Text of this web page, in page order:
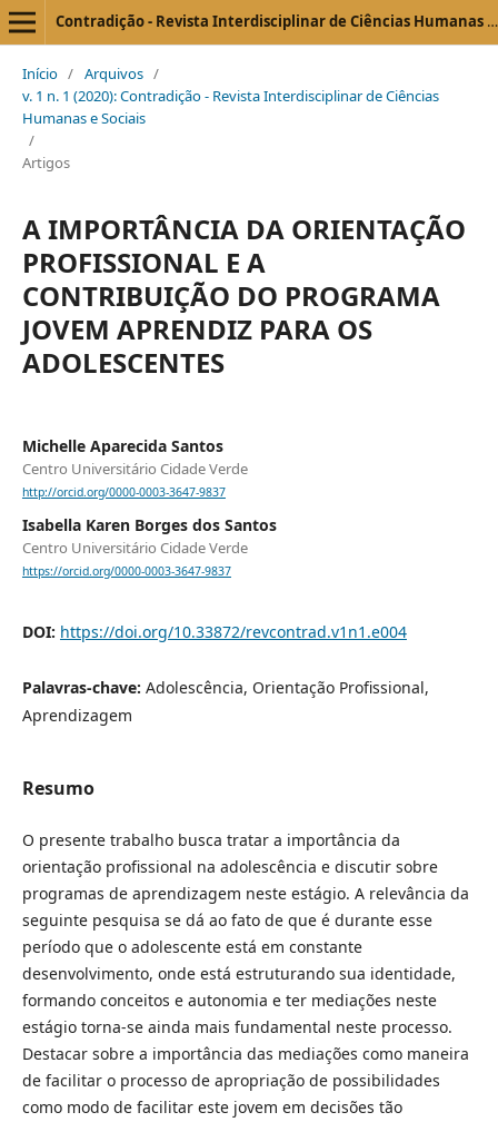
Contradição - Revista Interdisciplinar de Ciências Humanas e Sociais
Início / Arquivos /
v. 1 n. 1 (2020): Contradição - Revista Interdisciplinar de Ciências
Humanas e Sociais
/
Artigos
A IMPORTÂNCIA DA ORIENTAÇÃO
PROFISSIONAL E A
CONTRIBUIÇÃO DO PROGRAMA
JOVEM APRENDIZ PARA OS
ADOLESCENTES
Michelle Aparecida Santos
Centro Universitário Cidade Verde
http://orcid.org/0000-0003-3647-9837
Isabella Karen Borges dos Santos
Centro Universitário Cidade Verde
https://orcid.org/0000-0003-3647-9837
DOI: https://doi.org/10.33872/revcontrad.v1n1.e004
Palavras-chave: Adolescência, Orientação Profissional,
Aprendizagem
Resumo
O presente trabalho busca tratar a importância da
orientação profissional na adolescência e discutir sobre
programas de aprendizagem neste estágio. A relevância da
seguinte pesquisa se dá ao fato de que é durante esse
período que o adolescente está em constante
desenvolvimento, onde está estruturando sua identidade,
formando conceitos e autonomia e ter mediações neste
estágio torna-se ainda mais fundamental neste processo.
Destacar sobre a importância das mediações como maneira
de facilitar o processo de apropriação de possibilidades
como modo de facilitar este jovem em decisões tão